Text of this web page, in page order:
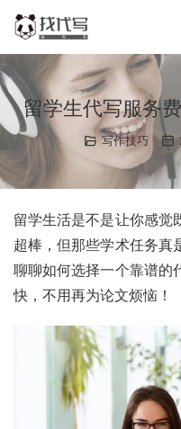
留学生代写服务
写作技巧
留学生活是不是让你感觉
超棒，但那些学术任务真
聊聊如何选择一个靠谱的
快，不用再为论文烦恼！